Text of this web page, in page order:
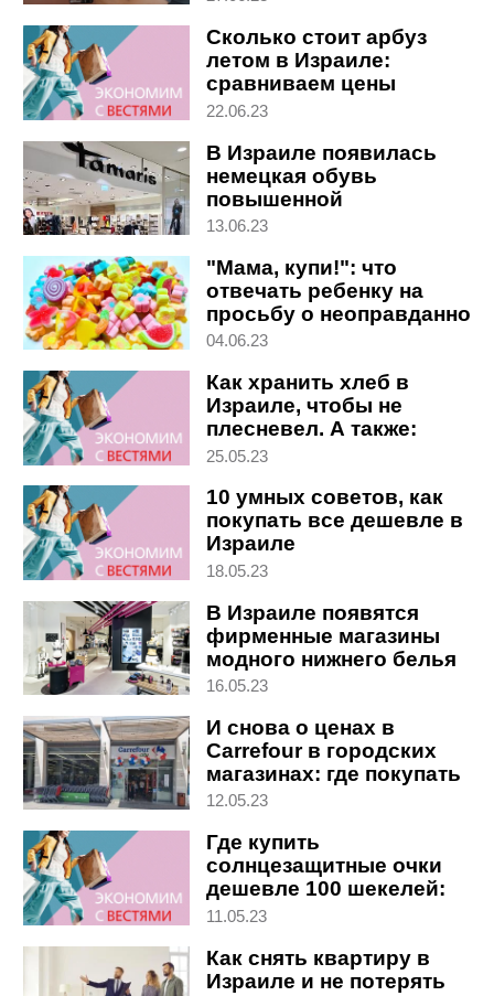
Сколько стоит арбуз
летом в Израиле:
сравниваем цены
22.06.23
В Израиле появилась
немецкая обувь
повышенной
комфортности
13.06.23
"Мама, купи!": что
отвечать ребенку на
просьбу о неоправданно
дорогом лакомстве
04.06.23
Как хранить хлеб в
Израиле, чтобы не
плесневел. А также:
обзор цен
25.05.23
10 умных советов, как
покупать все дешевле в
Израиле
18.05.23
В Израиле появятся
фирменные магазины
модного нижнего белья
из Голландии
16.05.23
И снова о ценах в
Carrefour в городских
магазинах: где покупать
дешевле
12.05.23
Где купить
солнцезащитные очки
дешевле 100 шекелей:
"Вести" сравнили цены
11.05.23
Как снять квартиру в
Израиле и не потерять